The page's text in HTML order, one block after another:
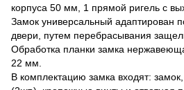
корпуса 50 мм, 1 прямой ригель с
Замок универсальный адаптирован
двери, путем перебрасывания
Обработка планки замка
22 мм.
В комплектацию замка входят: